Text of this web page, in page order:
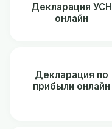
Декларация УСН
онлайн
Декларация по
прибыли онлайн